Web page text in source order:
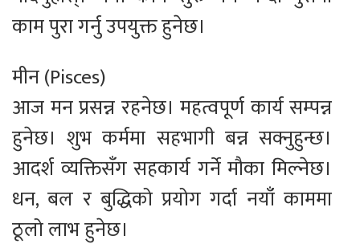
काम पुरा गर्नु उपयुक्त हुनेछ।
मीन (Pisces)
आज मन प्रसन्न रहनेछ। महत्वपूर्ण कार्य सम्पन्न
हुनेछ। शुभ कर्ममा सहभागी बन्न सक्नुहुन्छ।
आदर्श व्यक्तिसँग सहकार्य गर्ने मौका मिल्नेछ।
धन, बल र बुद्धिको प्रयोग गर्दा नयाँ काममा
ठूलो लाभ हुनेछ।